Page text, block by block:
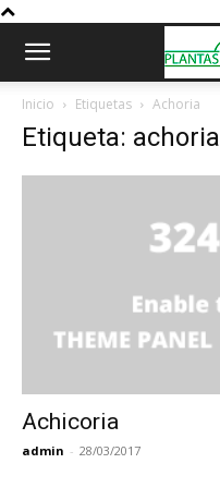
Inicio Etiquetas Achoria
Etiqueta: achoria
Achicoria
admin - 28/03/2017